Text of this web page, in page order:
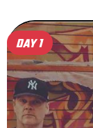
DAY 1